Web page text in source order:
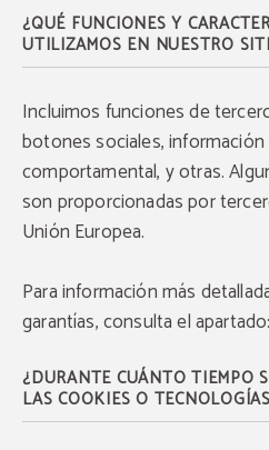
¿QUÉ FUNCIONES Y
UTILIZAMOS EN NUESTRO
Incluimos funciones de
botones sociales,
comportamental, y otras.
son proporcionadas por
Unión Europea.
Para información más
garantías, consulta el
¿DURANTE CUÁNTO TIEMPO
LAS COOKIES O